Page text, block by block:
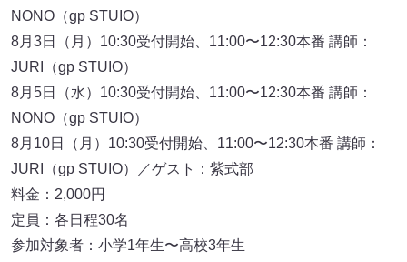
NONO（gp STUIO）
8月3日（月）10:30受付開始、11:00〜12:30本番 講師：
JURI（gp STUIO）
8月5日（水）10:30受付開始、11:00〜12:30本番 講師：
NONO（gp STUIO）
8月10日（月）10:30受付開始、11:00〜12:30本番 講師：
JURI（gp STUIO）／ゲスト：紫式部
料金：2,000円
定員：各日程30名
参加対象者：小学1年生〜高校3年生